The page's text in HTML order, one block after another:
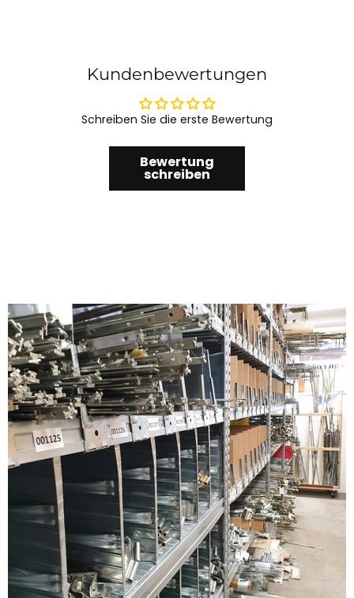
Kundenbewertungen
Schreiben Sie die erste Bewertung
Bewertung
schreiben